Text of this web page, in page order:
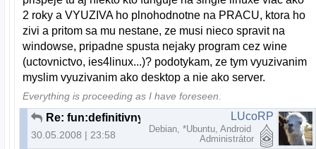
2 roky a VYUZIVA ho plnohodnotne na PRACU, ktora ho
zivi a pritom sa mu nestane, ze musi nieco spravit na
windowse, pripadne spusta nejaky program cez wine
(uctovnictvo, ies4linux...)? podotykam, ze tym vyuzivanim
myslim vyuzivanim ako desktop a nie ako server.
Everything is proceeding as I have foreseen.
30.05.2008 | 23:58
LUcoRP
Debian, *Ubuntu, Android
Administrátor